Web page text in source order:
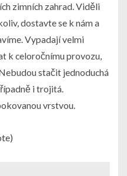
zimních zahrad. Viděli
dostavte se k nám a
Vypadají velmi
k celoročnímu provozu,
stačit jednoduchá
i trojitá.
vrstvou.